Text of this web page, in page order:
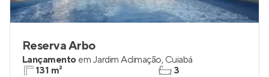
Reserva Arbo
Lançamento em Jardim Aclimação, Cuiabá
131 m²
3